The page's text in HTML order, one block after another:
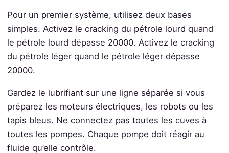
Pour un premier système, utilisez deux bases
simples. Activez le cracking du pétrole lourd quand
le pétrole lourd dépasse 20000. Activez le cracking
du pétrole léger quand le pétrole léger dépasse
20000.
Gardez le lubrifiant sur une ligne séparée si vous
préparez les moteurs électriques, les robots ou les
tapis bleus. Ne connectez pas toutes les cuves à
toutes les pompes. Chaque pompe doit réagir au
fluide qu’elle contrôle.